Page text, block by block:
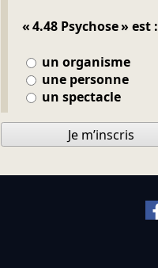
« 4.48 Psychose » est :
un organisme
une personne
un spectacle
Je m’inscris